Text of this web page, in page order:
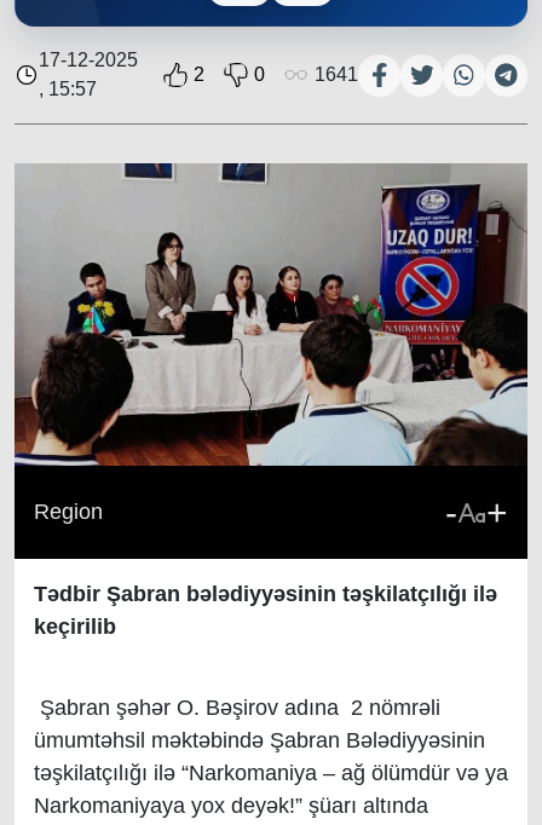
17-12-2025
, 15:57
2 0 1641
Region - +
Tədbir Şabran bələdiyyəsinin təşkilatçılığı ilə
keçirilib
Şabran şəhər O. Bəşirov adına 2 nömrəli
ümumtəhsil məktəbində Şabran Bələdiyyəsinin
təşkilatçılığı ilə “Narkomaniya – ağ ölümdür və ya
Narkomaniyaya yox deyək!” şüarı altında